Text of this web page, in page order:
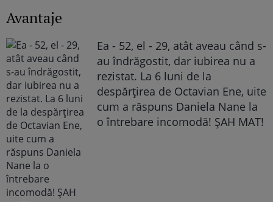
Avantaje
Ea - 52, el - 29, atât aveau când s-
au îndrăgostit, dar iubirea nu a
rezistat. La 6 luni de la
despărțirea de Octavian Ene, uite
cum a răspuns Daniela Nane la
o întrebare incomodă! ȘAH MAT!